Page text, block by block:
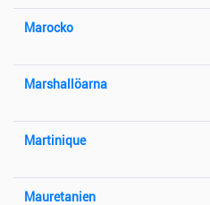
Marocko
Marshallöarna
Martinique
Mauretanien